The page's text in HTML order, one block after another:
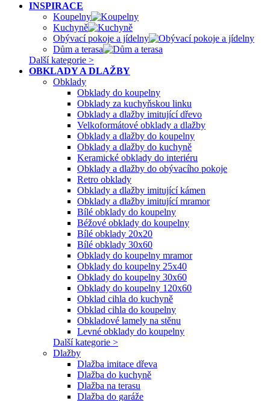
INSPIRACE
Koupelny
Kuchyně
Obývací pokoje a jídelny
Dům a terasa
Další kategorie >
OBKLADY A DLAŽBY
Obklady
Obklady do koupelny
Obklady za kuchyňskou linku
Obklady a dlažby imitující dřevo
Velkoformátové obklady a dlažby
Obklady a dlažby do koupelny
Obklady a dlažby do kuchyně
Keramické obklady do interiéru
Obklady a dlažby do obývacího pokoje
Retro obklady
Obklady a dlažby imitující kámen
Obklady a dlažby imitující mramor
Bílé obklady do koupelny
Béžové obklady do koupelny
Bílé obklady 20x20
Bílé obklady 30x60
Obklady do koupelny mramor
Obklady do koupelny 25x40
Obklady do koupelny 30x60
Obklady do koupelny 120x60
Obklad cihla do kuchyně
Obklad cihla do koupelny
Obkladové lamely na stěnu
Levné obklady do koupelny
Další kategorie >
Dlažby
Dlažba imitace dřeva
Dlažba do kuchyně
Dlažba na terasu
Dlažba do garáže